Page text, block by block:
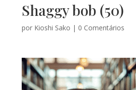
Shaggy bob (50)
por Kioshi Sako | 0 Comentários